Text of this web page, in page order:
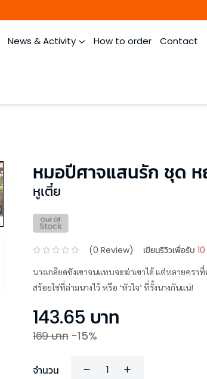
News & Activity How to order Contact
หมอปีศาจแสนรัก ชุด
หูเตี๋ย
(0 Review) เขียนรีวิวเพื่อรับ
นางเกลียดชังเขาจนแทบจะฆ่าเขาได้ แต่หลายครา
สร้อยโซ่ที่ล่ามนางไว้ หรือ ‘หัวใจ’ ที่รั้งนางกันแน่!
143.65 บาท
169บาท -15%
จำนวน